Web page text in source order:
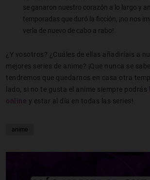
se ganaron nuestro corazón a lo largo y
temporadas que duró la ficción, ¡no nos
verla de nuevo de cabo a rabo!
¿Y vosotros? ¿Cuáles de ellas añadiríais a
mejores series de anime? ¡Que nunca se
tendremos que quedarnos en casa otra
lado, si no te gusta el anime siempre podrás
online y estar al día en todas las series!
anime